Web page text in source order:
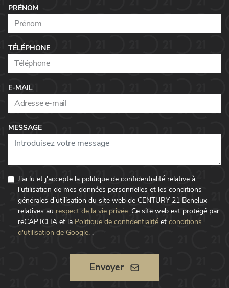
PRÉNOM
TÉLÉPHONE
E-MAIL
MESSAGE
J'ai lu et j'accepte la politique de confidentialité relative à
l'utilisation de mes données personnelles et les conditions
générales d'utilisation du site web de CENTURY 21 Benelux
relatives au respect de la vie privée. Ce site web est protégé par
reCAPTCHA et la Politique de confidentialité et conditions
d'utilisation de Google. .
Envoyer